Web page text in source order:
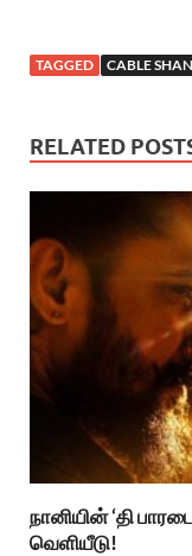
TAGGED CABLE
RELATED
நானியின் ‘தி
வெளியீடு!